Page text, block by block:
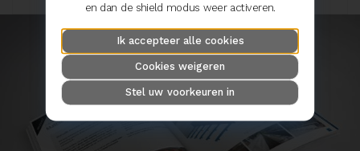
en dan de shield modus weer activeren.
Ik accepteer alle cookies
Cookies weigeren
Stel uw voorkeuren in